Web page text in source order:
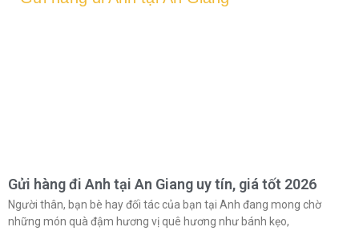
Gửi hàng đi Anh tại An Giang uy tín, giá tốt 2026
Người thân, bạn bè hay đối tác của bạn tại Anh đang mong chờ
những món quà đậm hương vị quê hương như bánh kẹo,